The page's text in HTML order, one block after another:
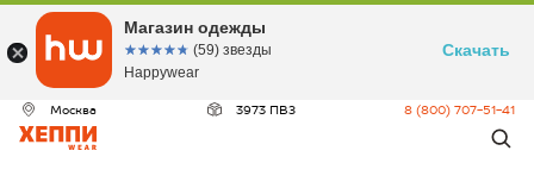
Москва 3973 ПВЗ 8 (800) 707-51-41
Магазин одежды
☆☆☆☆☆
★★★★★ (59) звезды
Happywear
Скачать